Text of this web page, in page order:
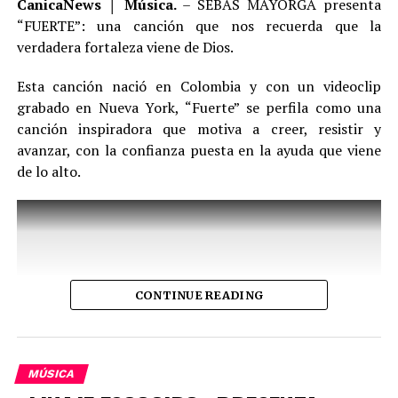
E-mailcontacto@canicaTV.com
Canicaradio
Comparte esto:
////////////////////////////// © 2026
www.canicaradio.com, www.CANICATV.com
Rodrigo Ariza / Director-Editor
contacto@CANICATV.com
licencias y permisos oficiales, consolidando su
proyección internacional desde Nueva York, Estados
Unidos.
El álbum, producido por el reconocido maestroDiego
Galéen Miami, presenta una exquisita fusión de ritmos
tropicales y pop romántico, con letras cargadas de
sentimiento y madurez artística. Entre los temas más
destacados se encuentran:
CanicaNews │ Música.– SEBAS MAYORGA presenta
“FUERTE”: una canción que nos recuerda que la
verdadera fortaleza viene de Dios.
Esta canción nació en Colombia y con un videoclip
grabado en Nueva York, “Fuerte” se perfila como una
canción inspiradora que motiva a creer, resistir y
avanzar, con la confianza puesta en la ayuda que viene
de lo alto.
CONTINUE READING
MÚSICA